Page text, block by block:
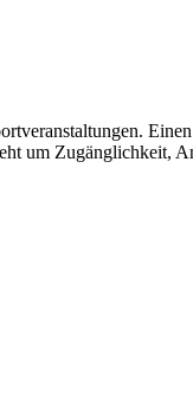
um Zugänglichkeit,